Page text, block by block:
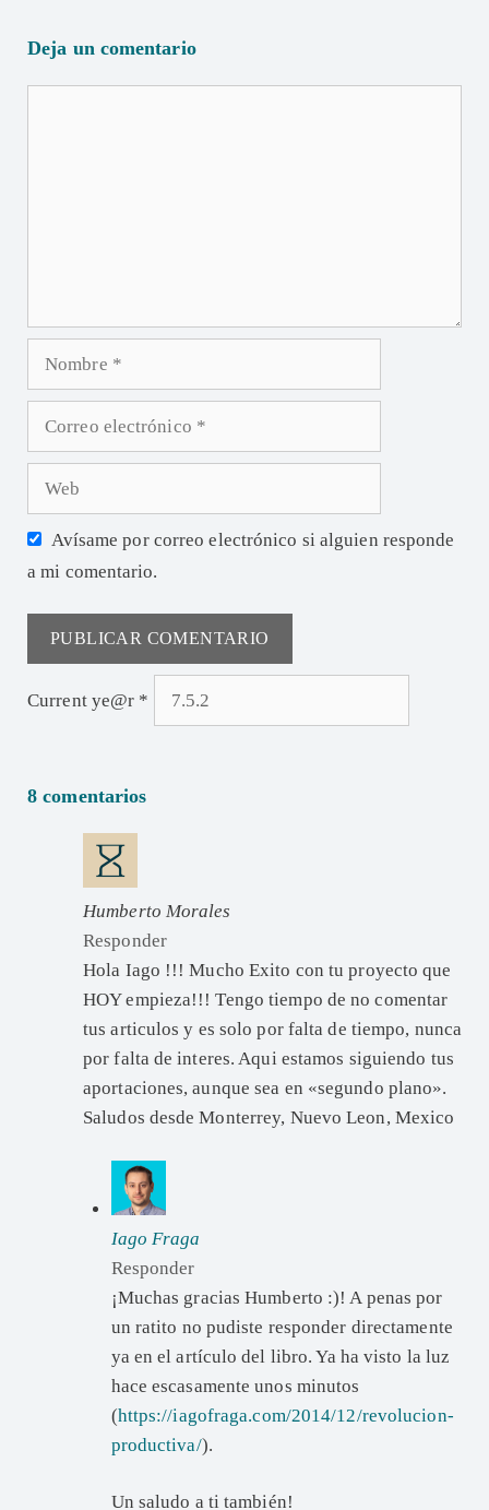
Deja un comentario
Avísame por correo electrónico si alguien responde
a mi comentario.
Current ye@r *
8 comentarios
Humberto Morales
Responder
Hola Iago !!! Mucho Exito con tu proyecto que
HOY empieza!!! Tengo tiempo de no comentar
tus articulos y es solo por falta de tiempo, nunca
por falta de interes. Aqui estamos siguiendo tus
aportaciones, aunque sea en «segundo plano».
Saludos desde Monterrey, Nuevo Leon, Mexico
Iago Fraga
Responder
¡Muchas gracias Humberto :)! A penas por
un ratito no pudiste responder directamente
ya en el artículo del libro. Ya ha visto la luz
hace escasamente unos minutos
(https://iagofraga.com/2014/12/revolucion-
productiva/).
Un saludo a ti también!